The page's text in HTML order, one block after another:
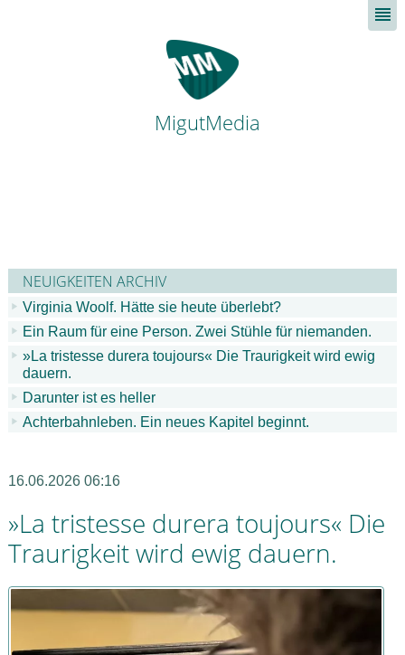
MigutMedia
NEUIGKEITEN ARCHIV
Virginia Woolf. Hätte sie heute überlebt?
Ein Raum für eine Person. Zwei Stühle für niemanden.
»La tristesse durera toujours« Die Traurigkeit wird ewig
dauern.
Darunter ist es heller
Achterbahnleben. Ein neues Kapitel beginnt.
16.06.2026 06:16
»La tristesse durera toujours« Die
Traurigkeit wird ewig dauern.